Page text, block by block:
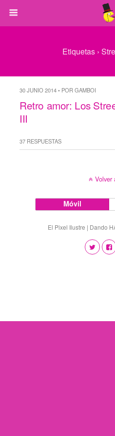
Etiquetas ›
30 JUNIO 2014 • POR GAMBOI
Retro amor: Los
III
37 RESPUESTAS
Volver
Móvil
El Pixel Ilustre | Dando